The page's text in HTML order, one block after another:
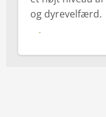
og dyrevelfærd.
Læs mere om